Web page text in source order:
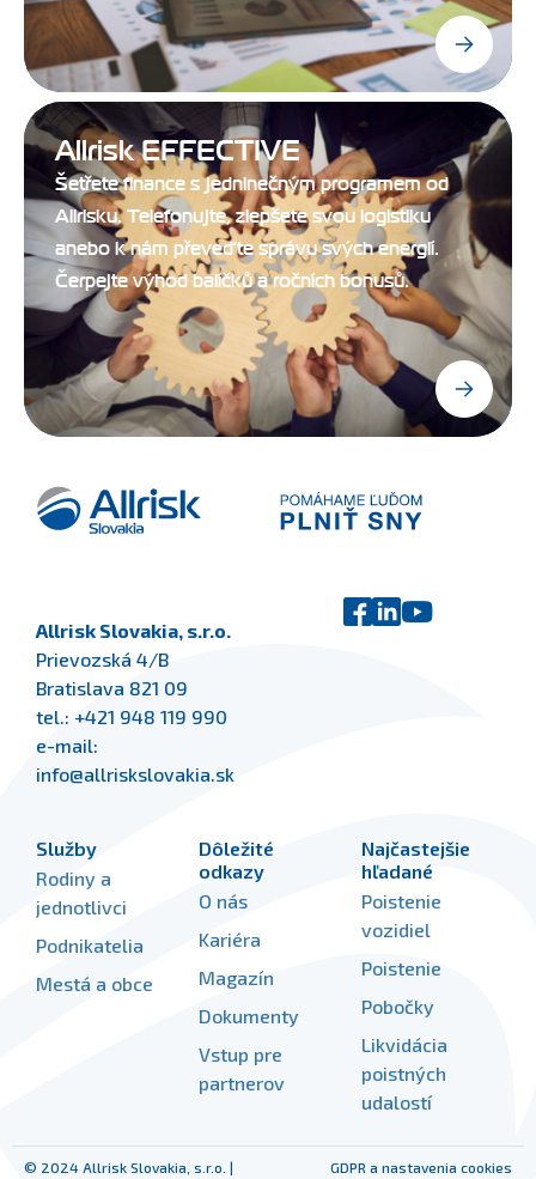
Allrisk EFFECTIVE
Šetřete finance s jedninečným programem od
Allrisku. Telefonujte, zlepšete svou logistiku
anebo k nám převeďte správu svých energií.
Čerpejte výhod balíčků a ročních bonusů.
Allrisk Slovakia, s.r.o.
Prievozská 4/B
Bratislava 821 09
tel.: +421 948 119 990
e-mail:
info@allriskslovakia.sk
Služby
Rodiny a
jednotlivci
Podnikatelia
Mestá a obce
Dôležité
odkazy
O nás
Kariéra
Magazín
Dokumenty
Vstup pre
partnerov
Najčastejšie
hľadané
Poistenie
vozidiel
Poistenie
Pobočky
Likvidácia
poistných
udalostí
© 2024 Allrisk Slovakia, s.r.o. |
GDPR a nastavenia cookies